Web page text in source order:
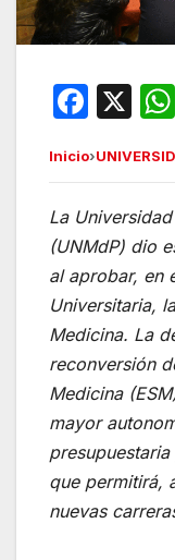
F
c
e
b
o
o
k
X
Inicio›
La
(UNMdP) dio
al aprobar, en
Universitaria,
Medicina. La
reconversión
Medicina
mayor
que permitirá,
nuevas